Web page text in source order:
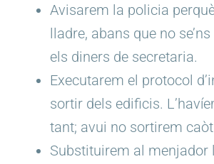
Avisarem la policia
lladre, abans que no
els diners de secretaria.
Executarem el protocol
sortir dels edificis.
tant; avui no sortirem
Substituirem al menjador